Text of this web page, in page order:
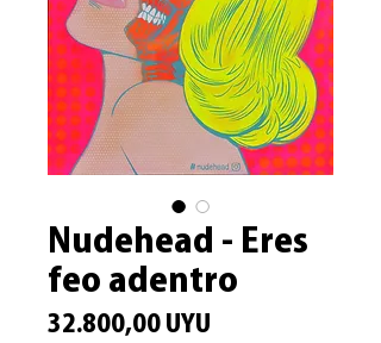
Nudehead - Eres
feo adentro
32.800,00 UYU